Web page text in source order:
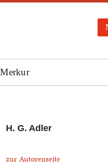
H. G. Adler
zur Autorenseite